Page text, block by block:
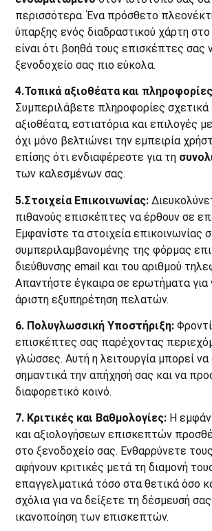
περισσότερα. Ένα πρόσθετο
ύπαρξης ενός διαδραστικού χάρτη
είναι ότι βοηθά τους επισκέπτες σας
ξενοδοχείο σας πιο εύκολα.
4.Τοπικά αξιοθέατα και
Συμπεριλάβετε πληροφορίες σχετικά
αξιοθέατα, εστιατόρια και επιλογές
όχι μόνο βελτιώνει την εμπειρία
επίσης ότι ενδιαφέρεστε για τη
των καλεσμένων σας.
5.Στοιχεία Επικοινωνίας:
πιθανούς επισκέπτες να έρθουν σε
Εμφανίστε τα στοιχεία επικοινωνίας
συμπεριλαμβανομένης της φόρμας
διεύθυνσης email και του αριθμού
Απαντήστε έγκαιρα σε ερωτήματα
άριστη εξυπηρέτηση πελατών.
6. Πολυγλωσσική Υποστήριξη:
επισκέπτες σας παρέχοντας
γλώσσες. Αυτή η λειτουργία μπορεί να
σημαντικά την απήχησή σας και να
διαφορετικό κοινό.
7. Κριτικές και Βαθμολογίες: Η
και αξιολογήσεων επισκεπτών
στο ξενοδοχείο σας. Ενθαρρύνετε
αφήνουν κριτικές μετά τη διαμονή
επαγγελματικά τόσο στα θετικά όσο
σχόλια για να δείξετε τη δέσμευσή
ικανοποίηση των επισκεπτών.